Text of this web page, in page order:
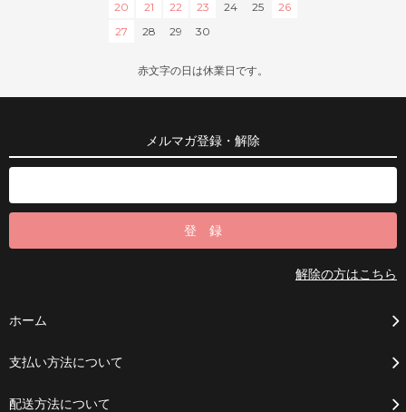
20
21 22 23 24 25
26
27
28 29 30
赤文字の日は休業日です。
メルマガ登録・解除
解除の方はこちら
ホーム
支払い方法について
配送方法について